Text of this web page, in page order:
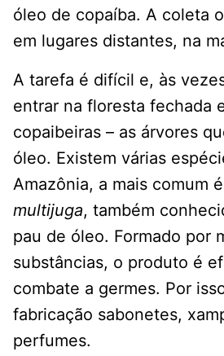
óleo de copaíba. A coleta
em lugares distantes, na
A tarefa é difícil e, às
entrar na floresta fechada
copaibeiras – as árvores
óleo. Existem várias
Amazônia, a mais comum
multijuga, também
pau de óleo. Formado por
substâncias, o produto é
combate a germes. Por
fabricação sabonetes,
perfumes.